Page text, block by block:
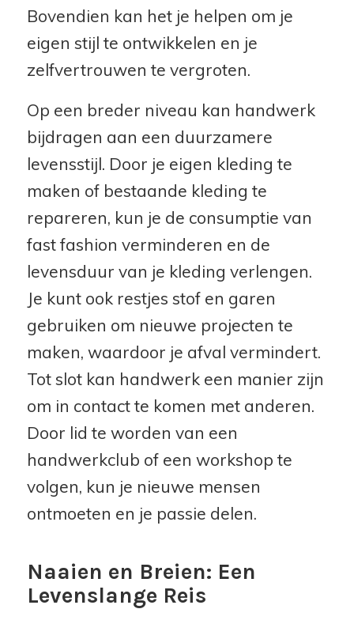
Bovendien kan het je helpen om je
eigen stijl te ontwikkelen en je
zelfvertrouwen te vergroten.
Op een breder niveau kan handwerk
bijdragen aan een duurzamere
levensstijl. Door je eigen kleding te
maken of bestaande kleding te
repareren, kun je de consumptie van
fast fashion verminderen en de
levensduur van je kleding verlengen.
Je kunt ook restjes stof en garen
gebruiken om nieuwe projecten te
maken, waardoor je afval vermindert.
Tot slot kan handwerk een manier zijn
om in contact te komen met anderen.
Door lid te worden van een
handwerkclub of een workshop te
volgen, kun je nieuwe mensen
ontmoeten en je passie delen.
Naaien en Breien: Een
Levenslange Reis